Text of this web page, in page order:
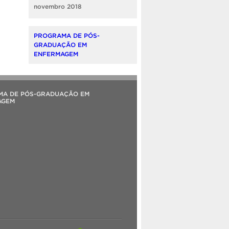
novembro 2018
PROGRAMA DE PÓS-
GRADUAÇÃO EM
ENFERMAGEM
DE PÓS-GRADUAÇÃO EM